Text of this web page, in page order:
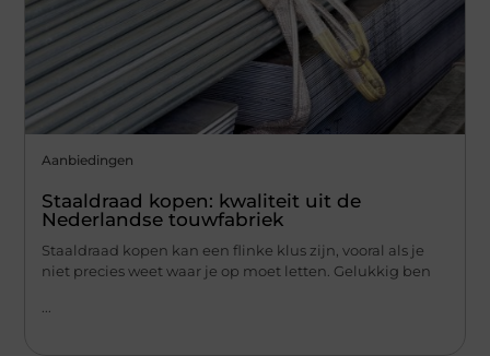
Aanbiedingen
Staaldraad kopen: kwaliteit uit de
Nederlandse touwfabriek
Staaldraad kopen kan een flinke klus zijn, vooral als je
niet precies weet waar je op moet letten. Gelukkig ben